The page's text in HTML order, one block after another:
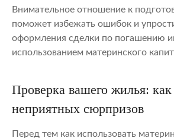
Внимательное отношение к
поможет избежать ошибок и
оформления сделки по погашению
использованием материнского
Проверка вашего жилья: как
неприятных сюрпризов
Перед тем как использовать